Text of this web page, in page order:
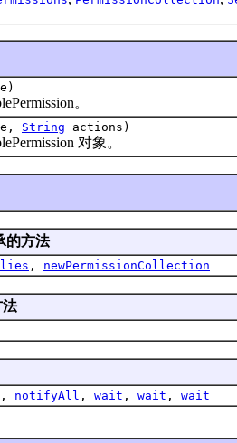
。
String actions)
对象。
的方法
, newPermissionCollection
法
, notifyAll , wait , wait , wait